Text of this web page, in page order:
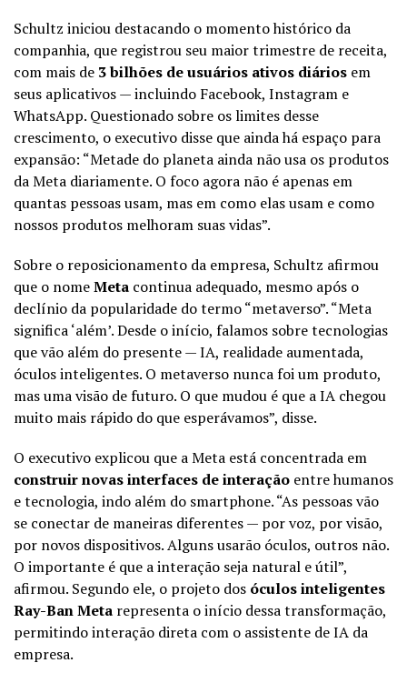
Schultz iniciou destacando o momento histórico da
companhia, que registrou seu maior trimestre de receita,
com mais de 3 bilhões de usuários ativos diários em
seus aplicativos — incluindo Facebook, Instagram e
WhatsApp. Questionado sobre os limites desse
crescimento, o executivo disse que ainda há espaço para
expansão: “Metade do planeta ainda não usa os produtos
da Meta diariamente. O foco agora não é apenas em
quantas pessoas usam, mas em como elas usam e como
nossos produtos melhoram suas vidas”.
Sobre o reposicionamento da empresa, Schultz afirmou
que o nomeMeta continua adequado, mesmo após o
declínio da popularidade do termo “metaverso”. “Meta
significa ‘além’. Desde o início, falamos sobre tecnologias
que vão além do presente — IA, realidade aumentada,
óculos inteligentes. O metaverso nunca foi um produto,
mas uma visão de futuro. O que mudou é que a IA chegou
muito mais rápido do que esperávamos”, disse.
O executivo explicou que a Meta está concentrada em
construir novas interfaces de interação entre humanos
e tecnologia, indo além do smartphone. “As pessoas vão
se conectar de maneiras diferentes — por voz, por visão,
por novos dispositivos. Alguns usarão óculos, outros não.
O importante é que a interação seja natural e útil”,
afirmou. Segundo ele, o projeto dos óculos inteligentes
Ray-Ban Meta representa o início dessa transformação,
permitindo interação direta com o assistente de IA da
empresa.